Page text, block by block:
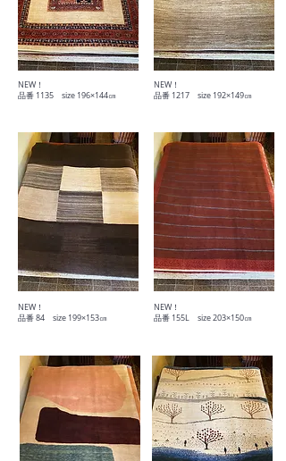
​NEW！
​品番 1135 size 196×144㎝
​NEW！
​品番 1217 size 192×149㎝
​NEW！
​品番 84 size 199×153㎝
​NEW！
​品番 155L size 203×150㎝